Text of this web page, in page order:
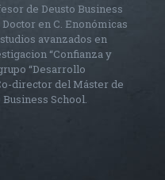
de Deusto Business
en C. Enonómicas
avanzados en
“Confianza y
“Desarrollo
director del Máster de
School.